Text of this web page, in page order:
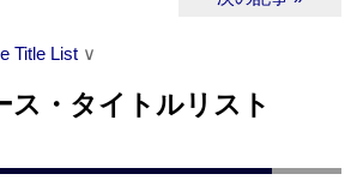
Title List ∨
ス・タイトルリスト